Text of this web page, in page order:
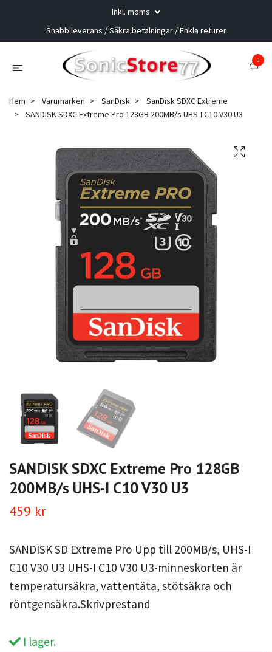
Inkl. moms
Snabb leverans / Säkra betalningar / Enkla returer
0
Hem Varumärken SanDisk
SanDisk SDXC Extreme
SANDISK SDXC Extreme Pro 128GB 200MB/s UHS-I C10 V30 U3
SANDISK SDXC Extreme Pro 128GB
200MB/s UHS-I C10 V30 U3
459 kr
SANDISK SD Extreme Pro Upp till 200MB/s, UHS-I
C10 V30 U3 UHS-I C10 V30 U3-minneskorten är
temperatursäkra, vattentäta, stötsäkra och
röntgensäkra.Skrivprestand
I lager.